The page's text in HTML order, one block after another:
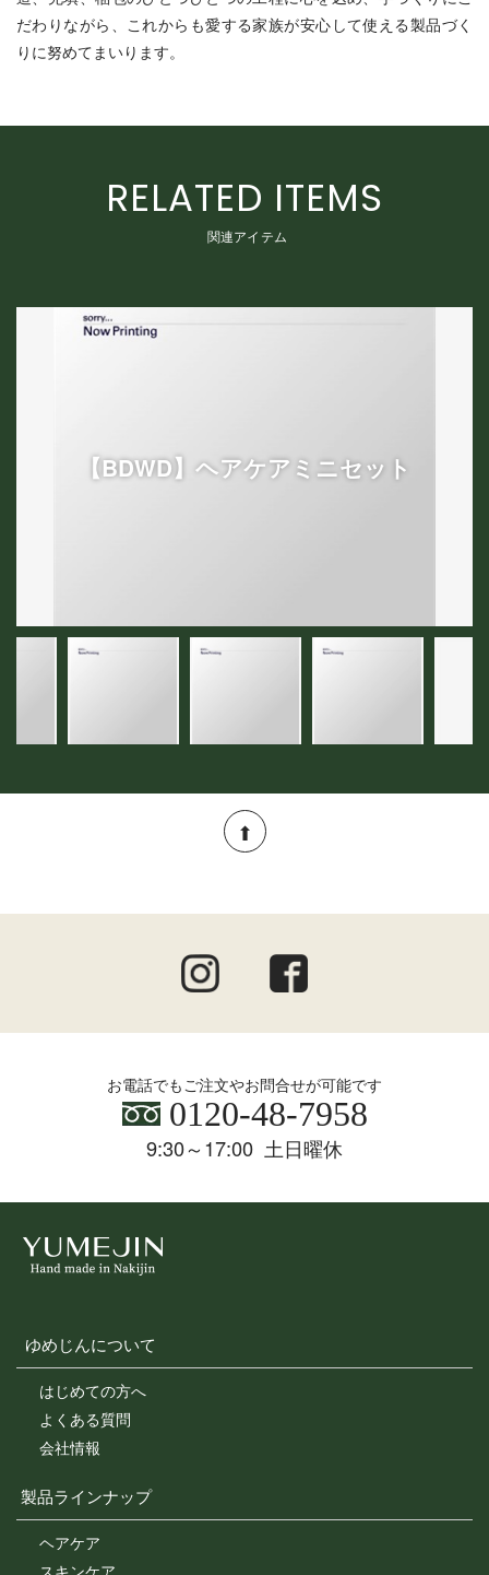
だわりながら、これからも愛する家族が安心して使える製品づく
りに努めてまいります。
RELATED ITEMS
関連アイテム
【BDWD】ヘアケアミニセット
お電話でもご注文やお問合せが可能です
0120-48-7958
9:30～17:00 土日曜休
ゆめじんについて
はじめての方へ
よくある質問
会社情報
製品ラインナップ
ヘアケア
スキンケア